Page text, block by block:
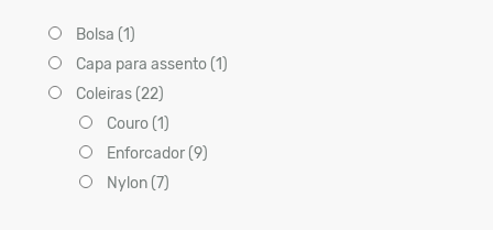
Bolsa (1)
Capa para assento (1)
Coleiras (22)
Couro (1)
Enforcador (9)
Nylon (7)